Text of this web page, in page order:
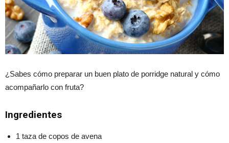
¿Sabes cómo preparar un buen plato de porridge natural y cómo
acompañarlo con fruta?
Ingredientes
1 taza de copos de avena